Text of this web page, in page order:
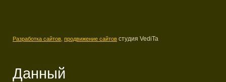
Разработка сайтов, продвижение сайтов студия VediTa
Данный